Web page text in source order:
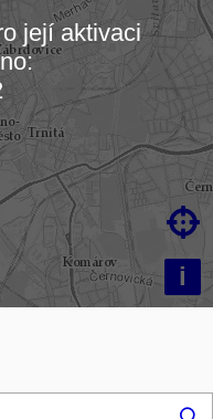
i

její aktivaci